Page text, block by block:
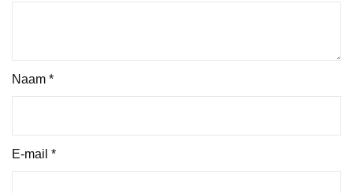
Naam *
E-mail *